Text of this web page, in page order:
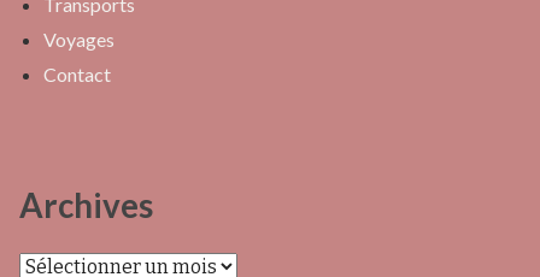
Voyages
Contact
Archives
Archives